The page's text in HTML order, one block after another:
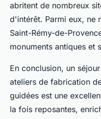
abritent de nombreux
d'intérêt. Parmi eux, ne
Saint-Rémy-de-
monuments antiques et
En conclusion, un
ateliers de fabrication
guidées est une
la fois reposantes,